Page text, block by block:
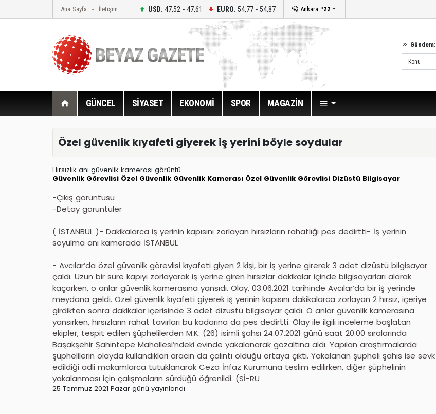
Ana Sayfa İletişim USD: 47,52 - 47,61 EURO: 54,77 - 54,87 Ankara º22
Gündem:
GÜNCEL SİYASET EKONOMİ SPOR MAGAZİN
Özel güvenlik kıyafeti giyerek iş yerini böyle soydular
Hırsızlık anı güvenlik kamerası görüntü
Güvenlik Görevlisi Özel Güvenlik Güvenlik Kamerası Özel Güvenlik Görevlisi Dizüstü Bilgisayar
-Çıkış görüntüsü
-Detay görüntüler
( İSTANBUL )- Dakikalarca iş yerinin kapısını zorlayan hırsızların rahatlığı pes dedirtti- İş yerinin
soyulma anı kamerada İSTANBUL
- Avcılar’da özel güvenlik görevlisi kıyafeti giyen 2 kişi, bir iş yerine girerek 3 adet dizüstü bilgisayar
çaldı. Uzun bir süre kapıyı zorlayarak iş yerine giren hırsızlar dakikalar içinde bilgisayarları alarak
kaçarken, o anlar güvenlik kamerasına yansıdı. Olay, 03.06.2021 tarihinde Avcılar‘da bir iş yerinde
meydana geldi. Özel güvenlik kıyafeti giyerek iş yerinin kapısını dakikalarca zorlayan 2 hırsız, içeriye
girdikten sonra dakikalar içerisinde 3 adet dizüstü bilgisayar çaldı. O anlar güvenlik kamerasına
yansırken, hırsızların rahat tavırları bu kadarına da pes dedirtti. Olay ile ilgili inceleme başlatan
ekipler, tespit edilen şüphelilerden M.K. (26) isimli şahsı 24.07.2021 günü saat 20.00 sıralarında
Başakşehir Şahintepe Mahallesi’ndeki evinde yakalanarak gözaltına aldı. Yapılan araştırmalarda
şüphelilerin olayda kullandıkları aracın da çalıntı olduğu ortaya çıktı. Yakalanan şüpheli şahıs ise sevk
edildiği adli makamlarca tutuklanarak Ceza İnfaz Kurumuna teslim edilirken, diğer şüphelinin
yakalanması için çalışmaların sürdüğü öğrenildi. (Sİ-RU
25 Temmuz 2021 Pazar günü yayınlandı